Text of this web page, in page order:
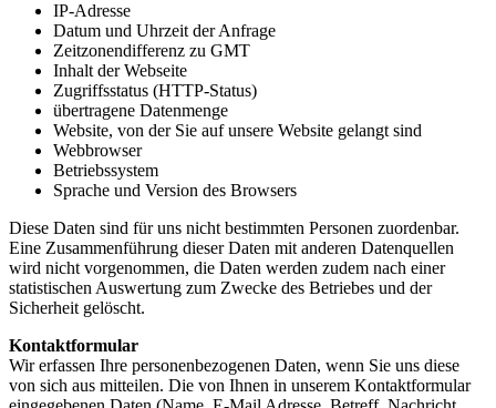
IP-Adresse
Datum und Uhrzeit der Anfrage
Zeitzonendifferenz zu GMT
Inhalt der Webseite
Zugriffsstatus (HTTP-Status)
übertragene Datenmenge
Website, von der Sie auf unsere Website gelangt sind
Webbrowser
Betriebssystem
Sprache und Version des Browsers
Diese Daten sind für uns nicht bestimmten Personen zuordenbar.
Eine Zusammenführung dieser Daten mit anderen Datenquellen
wird nicht vorgenommen, die Daten werden zudem nach einer
statistischen Auswertung zum Zwecke des Betriebes und der
Sicherheit gelöscht.
Kontaktformular
Wir erfassen Ihre personenbezogenen Daten, wenn Sie uns diese
von sich aus mitteilen. Die von Ihnen in unserem Kontaktformular